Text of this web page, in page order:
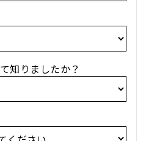
知りましたか？